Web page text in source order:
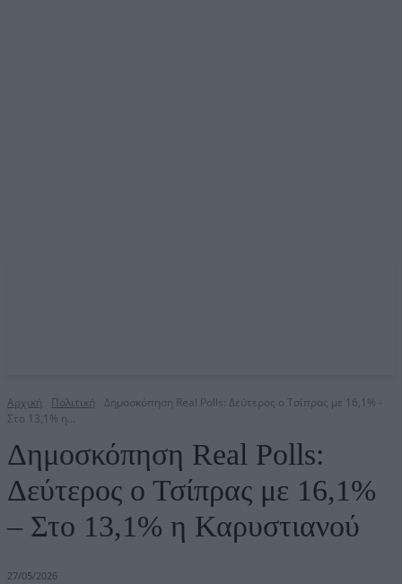
Αρχική Πολιτική
Δημοσκόπηση Real Polls: Δεύτερος ο Τσίπρας με 16,1% -
Στο 13,1% η...
Δημοσκόπηση Real Polls:
Δεύτερος ο Τσίπρας με 16,1%
– Στο 13,1% η Καρυστιανού
27/05/2026